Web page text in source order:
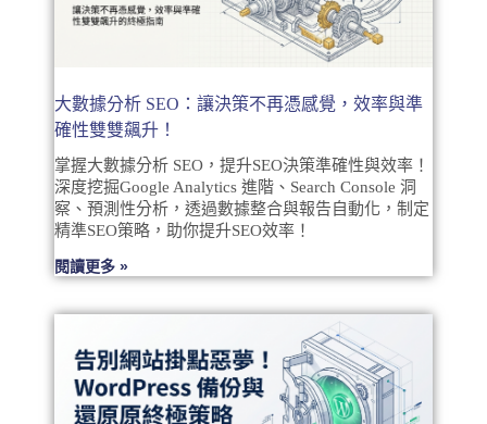
大數據分析 SEO：讓決策不再憑感覺，效率與準
確性雙雙飆升！
掌握大數據分析 SEO，提升SEO決策準確性與效率！
深度挖掘Google Analytics 進階、Search Console 洞
察、預測性分析，透過數據整合與報告自動化，制定
精準SEO策略，助你提升SEO效率！
閱讀更多 »